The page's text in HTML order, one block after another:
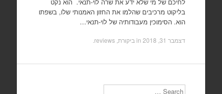
בליקוט מרכיבים שהלמו את החזון האמנותי שלו, בשפתו
הוא. הסימוכין מעבודותיה של לוי-תנאי…
דצמבר 31, 2018 in ביקורת, reviews
Search